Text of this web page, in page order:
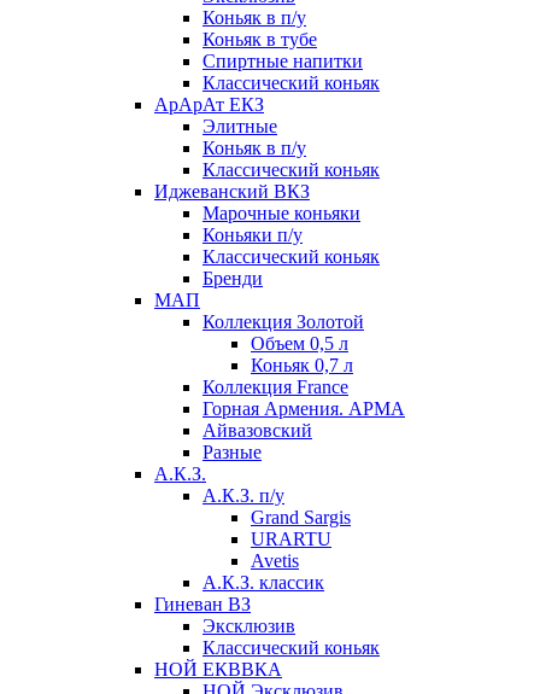
Коньяк в п/у
Коньяк в тубе
Спиртные напитки
Классический коньяк
АрАрАт ЕКЗ
Элитные
Коньяк в п/у
Классический коньяк
Иджеванский ВКЗ
Марочные коньяки
Коньяки п/у
Классический коньяк
Бренди
МАП
Коллекция Золотой
Объем 0,5 л
Коньяк 0,7 л
Коллекция France
Горная Армения. АРМА
Айвазовский
Разные
А.К.З.
А.К.З. п/у
Grand Sargis
URARTU
Avetis
А.К.З. классик
Гиневан ВЗ
Эксклюзив
Классический коньяк
НОЙ ЕКВВКА